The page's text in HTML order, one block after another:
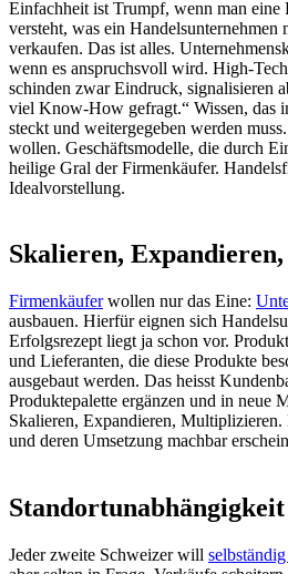
Einfachheit ist Trumpf, wenn man eine
versteht, was ein Handelsunternehmen
verkaufen. Das ist alles.
wenn es anspruchsvoll wird. High-
schinden zwar Eindruck, signalisieren
viel Know-How gefragt.“ Wissen, das
steckt und weitergegeben werden
wollen. Geschäftsmodelle, die durch
heilige Gral der Firmenkäufer.
Idealvorstellung.
Skalieren,
Firmenkäuferwollen nur das Eine:
ausbauen. Hierfür eignen sich
Erfolgsrezept liegt ja schon vor.
und Lieferanten, die diese Produkte
ausgebaut werden. Das heisst
Produktepalette ergänzen und in neue
Skalieren, Expandieren,
und deren Umsetzung machbar
Standortunabhängigkeit
Jeder zweite Schweizer will